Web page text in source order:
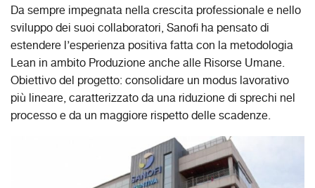
Da sempre impegnata nella crescita professionale e nello
sviluppo dei suoi collaboratori, Sanofi ha pensato di
estendere l’esperienza positiva fatta con la metodologia
Lean in ambito Produzione anche alle Risorse Umane.
Obiettivo del progetto: consolidare un modus lavorativo
più lineare, caratterizzato da una riduzione di sprechi nel
processo e da un maggiore rispetto delle scadenze.